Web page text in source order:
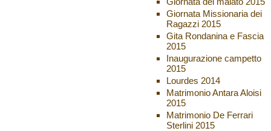
Giornata Missionaria dei
Ragazzi 2015
Gita Rondanina e Fascia
2015
Inaugurazione campetto
2015
Lourdes 2014
Matrimonio Antara Aloisi
2015
Matrimonio De Ferrari
Sterlini 2015